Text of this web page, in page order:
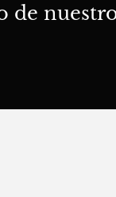
de